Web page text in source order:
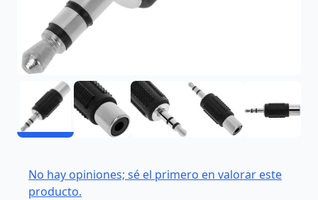
No hay opiniones; sé el primero en valorar este
producto.